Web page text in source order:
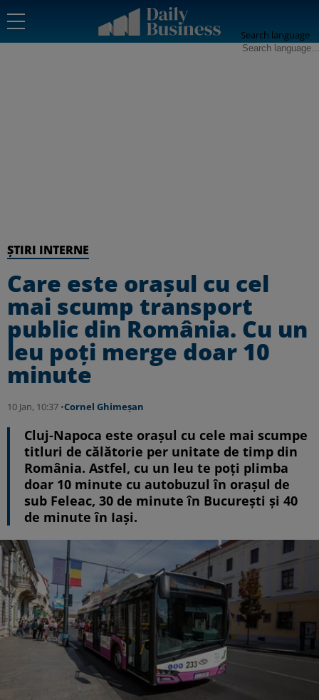
Search language
ȘTIRI INTERNE
Care este oraşul cu cel
mai scump transport
public din România. Cu un
leu poţi merge doar 10
minute
10 Jan, 10:37 •Cornel Ghimeșan
Cluj-Napoca este orașul cu cele mai scumpe
titluri de călătorie per unitate de timp din
România. Astfel, cu un leu te poți plimba
doar 10 minute cu autobuzul în orașul de
sub Feleac, 30 de minute în București și 40
de minute în Iași.